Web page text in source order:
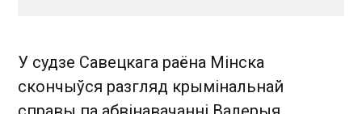
У судзе Савецкага раёна Мінска
скончыўся разгляд крымінальнай